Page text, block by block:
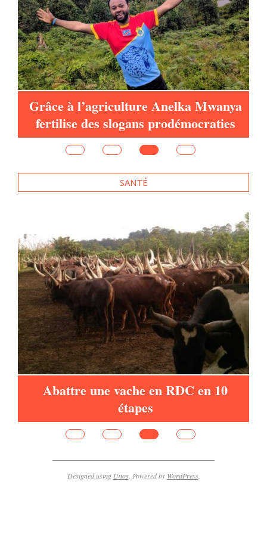
Grâce à l’agriculture Anelka Mwanya
fertilise des slogans prodémocraties
SANTÉ
Abattre une vache en RDC en 10
étapes
Designed using Unos. Powered by WordPress.